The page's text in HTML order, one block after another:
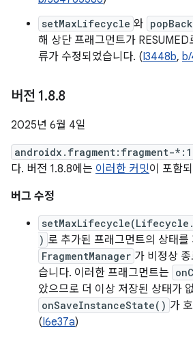
setMaxLifecycle 와
해 상단 프래그먼트가
류가 수정되었습니다. (I3448b,
버전 1.8.8
2025년 6월 4일
androidx.fragment:fragment-
다. 버전 1.8.8에는 이러한 커밋이 포함
버그 수정
) 로 추가된 프래그먼트의 상태를
FragmentManager 가 비정상
습니다. 이러한 프래그먼트는
았으므로 더 이상 저장된 상태가
onSaveInstanceState() 가
(I6e37a)